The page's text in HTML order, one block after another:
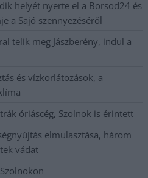
helyét nyerte el a Borsod24 és
a Sajó szennyezéséről
telik meg Jászberény, indul a
és vízkorlátozások, a
óriáscég, Szolnok is érintett
elmulasztása, három
vádat